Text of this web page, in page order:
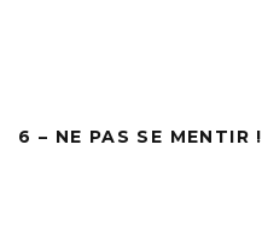
6 – NE PAS SE MENTIR !